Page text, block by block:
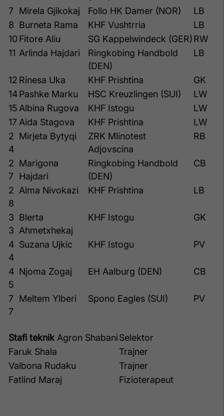
7 Mirela Gjikokaj Follo HK Damer (NOR)
LB
8 Burneta Rama KHF Vushtrria
LB
10Fitore Aliu SG Kappelwindeck (GER)RW
11 Arlinda Hajdari
Ringkobing Handbold
(DEN)
LB
12 Rinesa Uka KHF Prishtina
GK
14Pashke Marku HSC Kreuzlingen (SUI)
LW
15Albina Rugova KHF Istogu
LW
17 Aida Stagova KHF Prishtina
LW
2
4
Mirjeta Bytyqi
ZRK Mlinotest
Adjovscina
RB
2
7
Marigona
Hajdari
Ringkobing Handbold
(DEN)
CB
2
8
Alma Nivokazi KHF Prishtina LB
3
3
Blerta
Ahmetxhekaj
KHF Istogu GK
4
4
Suzana Ujkic KHF Istogu PV
4
5
Njoma Zogaj EH Aalburg (DEN) CB
7
7
Meltem Ylberi Spono Eagles (SUI) PV
Stafi teknikAgron ShabaniSelektor
Faruk Shala
Trajner
Valbona Rudaku
Trajner
Fatlind Maraj
Fizioterapeut